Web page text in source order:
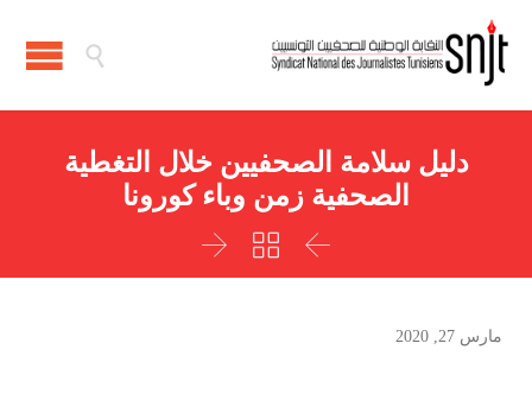

دليل سلامة الصحفيين خلال التغطية
الصحفية زمن وباء كورونا



مارس 27, 2020